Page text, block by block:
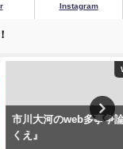
Instagram
web多事争論『夢のゆ